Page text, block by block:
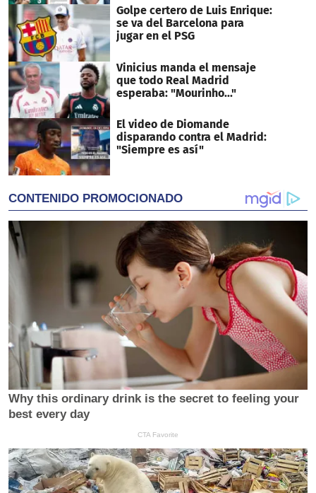
Golpe certero de Luis Enrique:
se va del Barcelona para
jugar en el PSG
Vinicius manda el mensaje
que todo Real Madrid
esperaba: "Mourinho..."
El video de Diomande
disparando contra el Madrid:
"Siempre es así"